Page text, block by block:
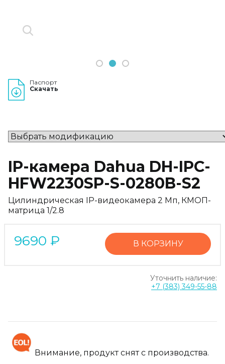
1 2 3
Паспорт
Скачать
IP-камера Dahua DH-IPC-
HFW2230SP-S-0280B-S2
Цилиндрическая IP-видеокамера 2 Мп, КМОП-
матрица 1/2.8
9690 ₽ В КОРЗИНУ
Уточнить наличие:
+7 (383) 349-55-88
Внимание, продукт снят с производства.